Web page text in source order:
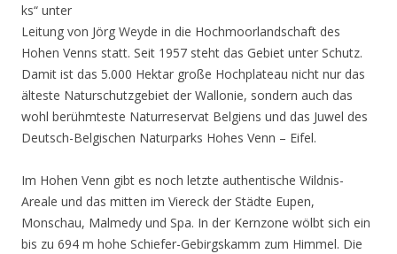
ks“ unter
Leitung von Jörg Weyde in die Hochmoorlandschaft des
Hohen Venns statt. Seit 1957 steht das Gebiet unter Schutz.
Damit ist das 5.000 Hektar große Hochplateau nicht nur das
älteste Naturschutzgebiet der Wallonie, sondern auch das
wohl berühmteste Naturreservat Belgiens und das Juwel des
Deutsch-Belgischen Naturparks Hohes Venn – Eifel.
Im Hohen Venn gibt es noch letzte authentische Wildnis-
Areale und das mitten im Viereck der Städte Eupen,
Monschau, Malmedy und Spa. In der Kernzone wölbt sich ein
bis zu 694 m hohe Schiefer-Gebirgskamm zum Himmel. Die